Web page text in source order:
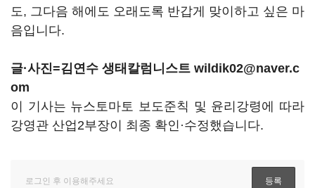
도, 그다음 해에도 오래도록 반갑게 맞이하고 싶은 마
음입니다.
글·사진=김연수 생태칼럼니스트 wildik02@naver.c
om
이 기사는 뉴스토마토 보도준칙 및 윤리강령에 따라
강영관 산업2부장이 최종 확인·수정했습니다.